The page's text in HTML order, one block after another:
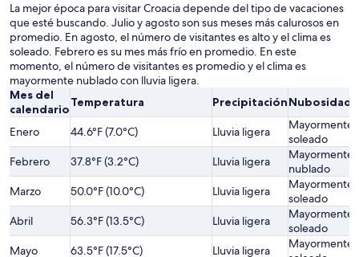
La mejor época para visitar Croacia depende del tipo de vacaciones
que esté buscando. Julio y agosto son sus meses más calurosos en
promedio. En agosto, el número de visitantes es alto y el clima es
soleado. Febrero es su mes más frío en promedio. En este
momento, el número de visitantes es promedio y el clima es
mayormente nublado con lluvia ligera.
Mes del
calendarioTemperatura PrecipitaciónNubosidad
Enero 44.6°F (7.0°C) Lluvia ligera
Mayormente
soleado
Febrero 37.8°F (3.2°C) Lluvia ligera
Mayormente
nublado
Marzo 50.0°F (10.0°C) Lluvia ligera
Mayormente
soleado
Abril 56.3°F (13.5°C) Lluvia ligera
Mayormente
soleado
Mayo 63.5°F (17.5°C) Lluvia ligera
Mayormente